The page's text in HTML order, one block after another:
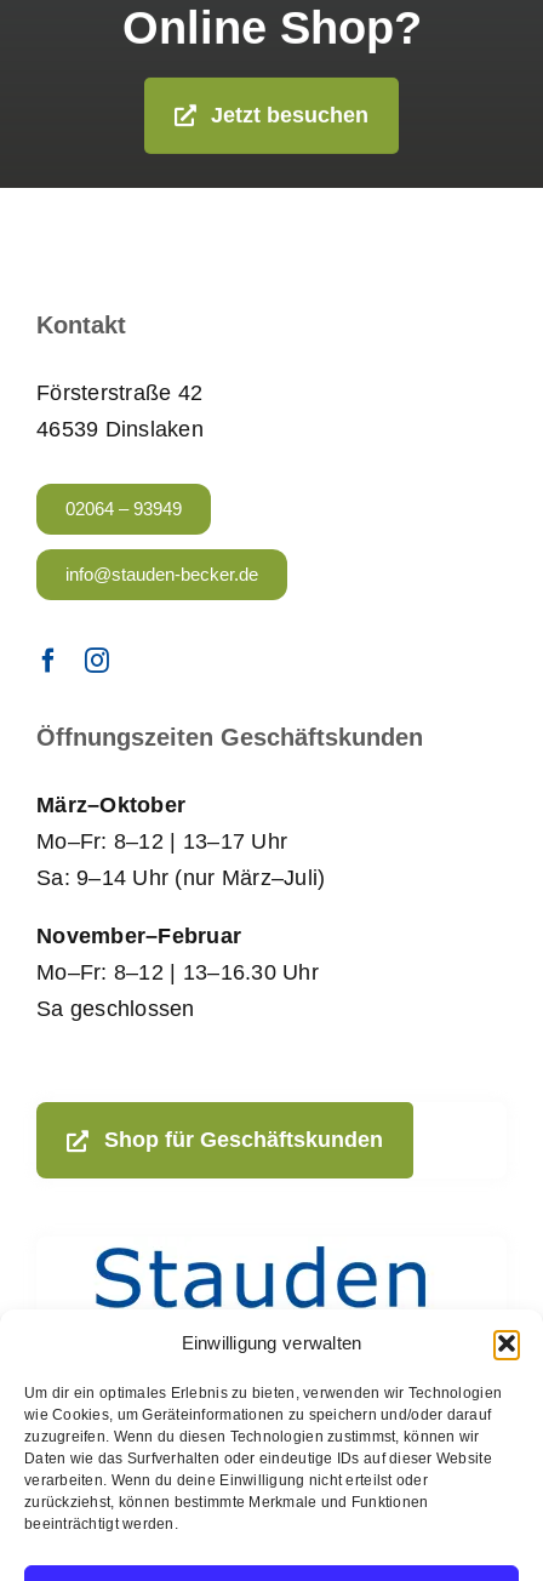
Einwilligung verwalten
Um dir ein optimales Erlebnis zu bieten, verwenden wir Technologien
wie Cookies, um Geräteinformationen zu speichern und/oder darauf
zuzugreifen. Wenn du diesen Technologien zustimmst, können wir
Daten wie das Surfverhalten oder eindeutige IDs auf dieser Website
verarbeiten. Wenn du deine Einwilligung nicht erteilst oder
zurückziehst, können bestimmte Merkmale und Funktionen
beeinträchtigt werden.
Online Shop?
Jetzt besuchen
Kontakt
Försterstraße 42
46539 Dinslaken
02064 – 93949
info@stauden-becker.de
Öffnungszeiten Geschäftskunden
März–Oktober
Mo–Fr: 8–12 | 13–17 Uhr
Sa: 9–14 Uhr (nur März–Juli)
November–Februar
Mo–Fr: 8–12 | 13–16.30 Uhr
Sa geschlossen
Shop für Geschäftskunden